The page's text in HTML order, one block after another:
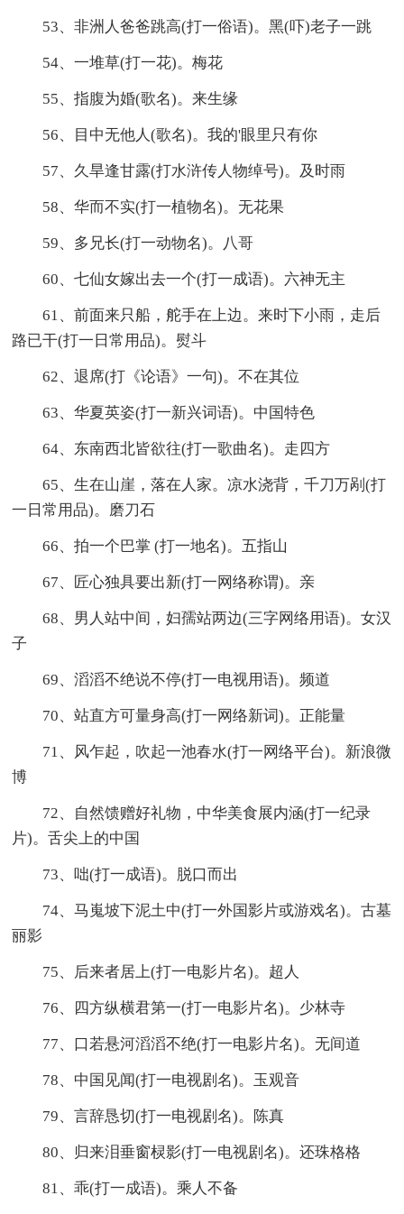
53、非洲人爸爸跳高(打一俗语)。黑(吓)老子一跳
54、一堆草(打一花)。梅花
55、指腹为婚(歌名)。来生缘
56、目中无他人(歌名)。我的'眼里只有你
57、久旱逢甘露(打水浒传人物绰号)。及时雨
58、华而不实(打一植物名)。无花果
59、多兄长(打一动物名)。八哥
60、七仙女嫁出去一个(打一成语)。六神无主
61、前面来只船，舵手在上边。来时下小雨，走后
路已干(打一日常用品)。熨斗
62、退席(打《论语》一句)。不在其位
63、华夏英姿(打一新兴词语)。中国特色
64、东南西北皆欲往(打一歌曲名)。走四方
65、生在山崖，落在人家。凉水浇背，千刀万剐(打
一日常用品)。磨刀石
66、拍一个巴掌 (打一地名)。五指山
67、匠心独具要出新(打一网络称谓)。亲
68、男人站中间，妇孺站两边(三字网络用语)。女汉
子
69、滔滔不绝说不停(打一电视用语)。频道
70、站直方可量身高(打一网络新词)。正能量
71、风乍起，吹起一池春水(打一网络平台)。新浪微
博
72、自然馈赠好礼物，中华美食展内涵(打一纪录
片)。舌尖上的中国
73、咄(打一成语)。脱口而出
74、马嵬坡下泥土中(打一外国影片或游戏名)。古墓
丽影
75、后来者居上(打一电影片名)。超人
76、四方纵横君第一(打一电影片名)。少林寺
77、口若悬河滔滔不绝(打一电影片名)。无间道
78、中国见闻(打一电视剧名)。玉观音
79、言辞恳切(打一电视剧名)。陈真
80、归来泪垂窗棂影(打一电视剧名)。还珠格格
81、乖(打一成语)。乘人不备